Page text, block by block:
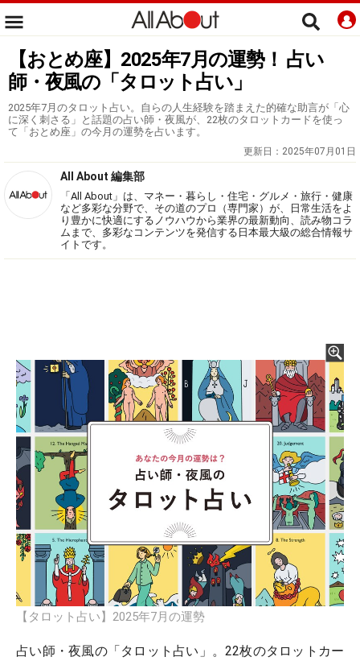
【おとめ座】2025年7月の運勢！ 占い
師・夜風の「タロット占い」
2025年7月のタロット占い。自らの人生経験を踏まえた的確な助言が「心
に深く刺さる」と話題の占い師・夜風が、22枚のタロットカードを使っ
て「おとめ座」の今月の運勢を占います。
更新日： 2025年07月01日
All About 編集部
「All About」は、マネー・暮らし・住宅・グルメ・旅行・健康
など多彩な分野で、その道のプロ（専門家）が、日常生活をよ
り豊かに快適にするノウハウから業界の最新動向、読み物コラ
ムまで、多彩なコンテンツを発信する日本最大級の総合情報サ
イトです。
【タロット占い】2025年7月の運勢
占い師・夜風の「タロット占い」。22枚のタロットカー